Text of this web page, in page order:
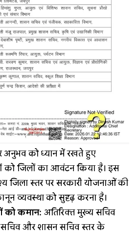
अनुभव को ध्यान में रखते हुए
को जिलों का आवंटन किया है। इस
जिला स्तर पर सरकारी योजनाओं की
व्यवस्था को सुदृढ़ करना है।
को कमान: अतिरिक्त मुख्य सचिव
सचिव और शासन सचिव स्तर के